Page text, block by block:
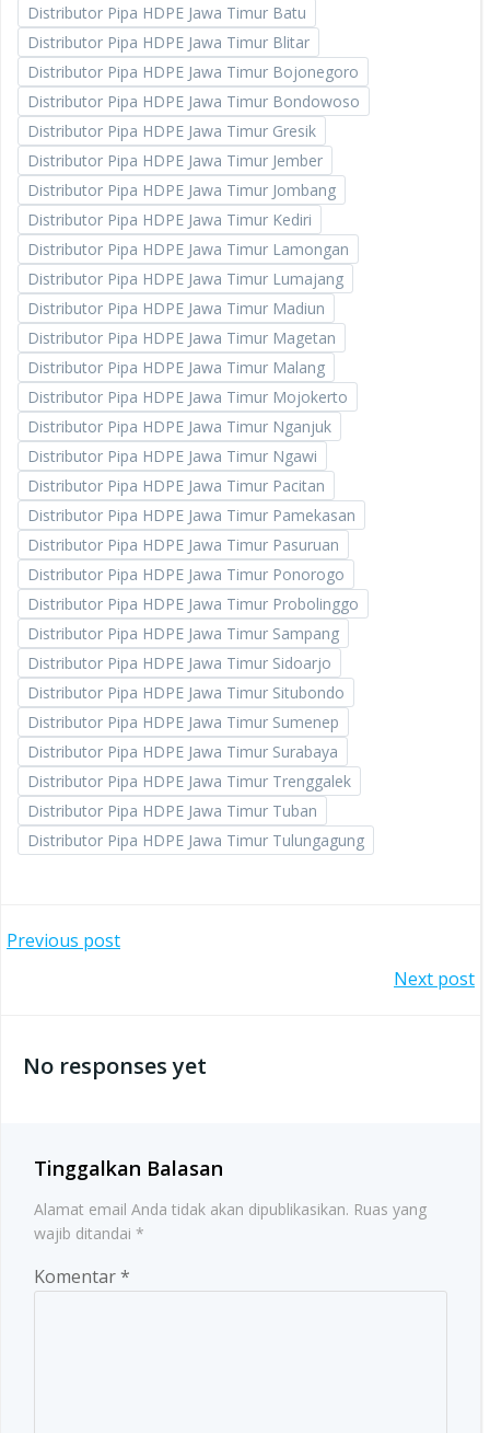
Distributor Pipa HDPE Jawa Timur Batu
Distributor Pipa HDPE Jawa Timur Blitar
Distributor Pipa HDPE Jawa Timur Bojonegoro
Distributor Pipa HDPE Jawa Timur Bondowoso
Distributor Pipa HDPE Jawa Timur Gresik
Distributor Pipa HDPE Jawa Timur Jember
Distributor Pipa HDPE Jawa Timur Jombang
Distributor Pipa HDPE Jawa Timur Kediri
Distributor Pipa HDPE Jawa Timur Lamongan
Distributor Pipa HDPE Jawa Timur Lumajang
Distributor Pipa HDPE Jawa Timur Madiun
Distributor Pipa HDPE Jawa Timur Magetan
Distributor Pipa HDPE Jawa Timur Malang
Distributor Pipa HDPE Jawa Timur Mojokerto
Distributor Pipa HDPE Jawa Timur Nganjuk
Distributor Pipa HDPE Jawa Timur Ngawi
Distributor Pipa HDPE Jawa Timur Pacitan
Distributor Pipa HDPE Jawa Timur Pamekasan
Distributor Pipa HDPE Jawa Timur Pasuruan
Distributor Pipa HDPE Jawa Timur Ponorogo
Distributor Pipa HDPE Jawa Timur Probolinggo
Distributor Pipa HDPE Jawa Timur Sampang
Distributor Pipa HDPE Jawa Timur Sidoarjo
Distributor Pipa HDPE Jawa Timur Situbondo
Distributor Pipa HDPE Jawa Timur Sumenep
Distributor Pipa HDPE Jawa Timur Surabaya
Distributor Pipa HDPE Jawa Timur Trenggalek
Distributor Pipa HDPE Jawa Timur Tuban
Distributor Pipa HDPE Jawa Timur Tulungagung
Post
Previous post
navigation
Next post
No responses yet
Tinggalkan Balasan
Alamat email Anda tidak akan dipublikasikan. Ruas yang
wajib ditandai *
Komentar*